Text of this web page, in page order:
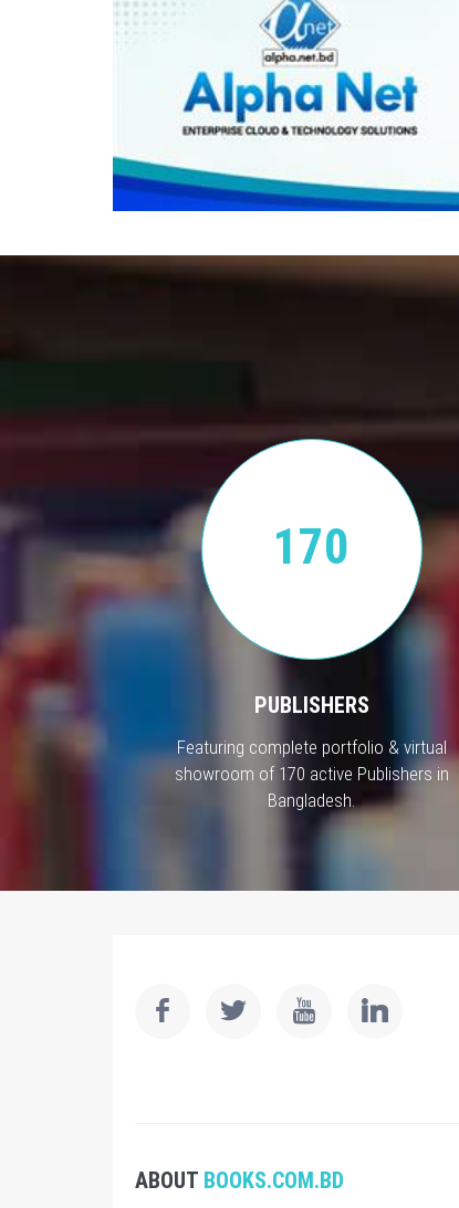
170
PUBLISHERS
Featuring complete portfolio & virtual
showroom of 170 active Publishers in
Bangladesh.
ABOUT BOOKS.COM.BD